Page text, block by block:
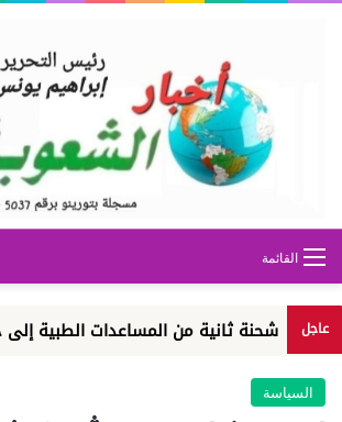
القائمة
عاجل
شحنة ثانية من المساعدات الطبية إلى
السياسة